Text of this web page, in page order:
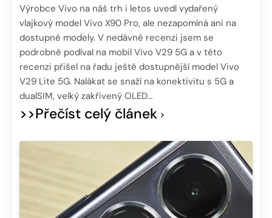
Výrobce Vivo na náš trh i letos uvedl vydařený
vlajkový model Vivo X90 Pro, ale nezapomíná ani na
dostupné modely. V nedávné recenzi jsem se
podrobně podíval na mobil Vivo V29 5G a v této
recenzi přišel na řadu ještě dostupnější model Vivo
V29 Lite 5G. Nalákat se snaží na konektivitu s 5G a
dualSIM, velký zakřivený OLED…
>>Přečíst celý článek